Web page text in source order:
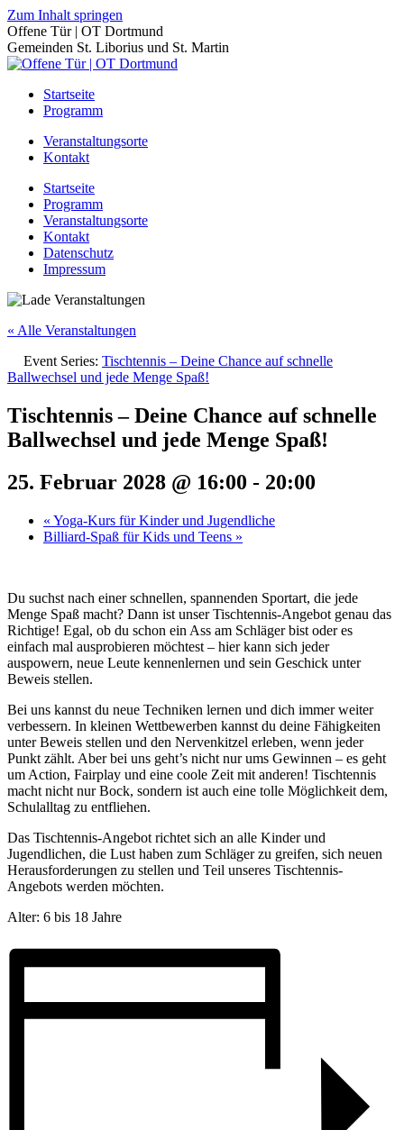
Zum Inhalt springen
Offene Tür | OT Dortmund
Gemeinden St. Liborius und St. Martin
Startseite
Programm
Veranstaltungsorte
Kontakt
Startseite
Programm
Veranstaltungsorte
Kontakt
Datenschutz
Impressum
« Alle Veranstaltungen
Event Series: Tischtennis – Deine Chance auf schnelle
Ballwechsel und jede Menge Spaß!
Tischtennis – Deine Chance auf schnelle
Ballwechsel und jede Menge Spaß!
25. Februar 2028 @ 16:00 - 20:00
« Yoga-Kurs für Kinder und Jugendliche
Billiard-Spaß für Kids und Teens »
Du suchst nach einer schnellen, spannenden Sportart, die jede
Menge Spaß macht? Dann ist unser Tischtennis-Angebot genau das
Richtige! Egal, ob du schon ein Ass am Schläger bist oder es
einfach mal ausprobieren möchtest – hier kann sich jeder
auspowern, neue Leute kennenlernen und sein Geschick unter
Beweis stellen.
Bei uns kannst du neue Techniken lernen und dich immer weiter
verbessern. In kleinen Wettbewerben kannst du deine Fähigkeiten
unter Beweis stellen und den Nervenkitzel erleben, wenn jeder
Punkt zählt. Aber bei uns geht’s nicht nur ums Gewinnen – es geht
um Action, Fairplay und eine coole Zeit mit anderen! Tischtennis
macht nicht nur Bock, sondern ist auch eine tolle Möglichkeit dem,
Schulalltag zu entfliehen.
Das Tischtennis-Angebot richtet sich an alle Kinder und
Jugendlichen, die Lust haben zum Schläger zu greifen, sich neuen
Herausforderungen zu stellen und Teil unseres Tischtennis-
Angebots werden möchten.
Alter: 6 bis 18 Jahre